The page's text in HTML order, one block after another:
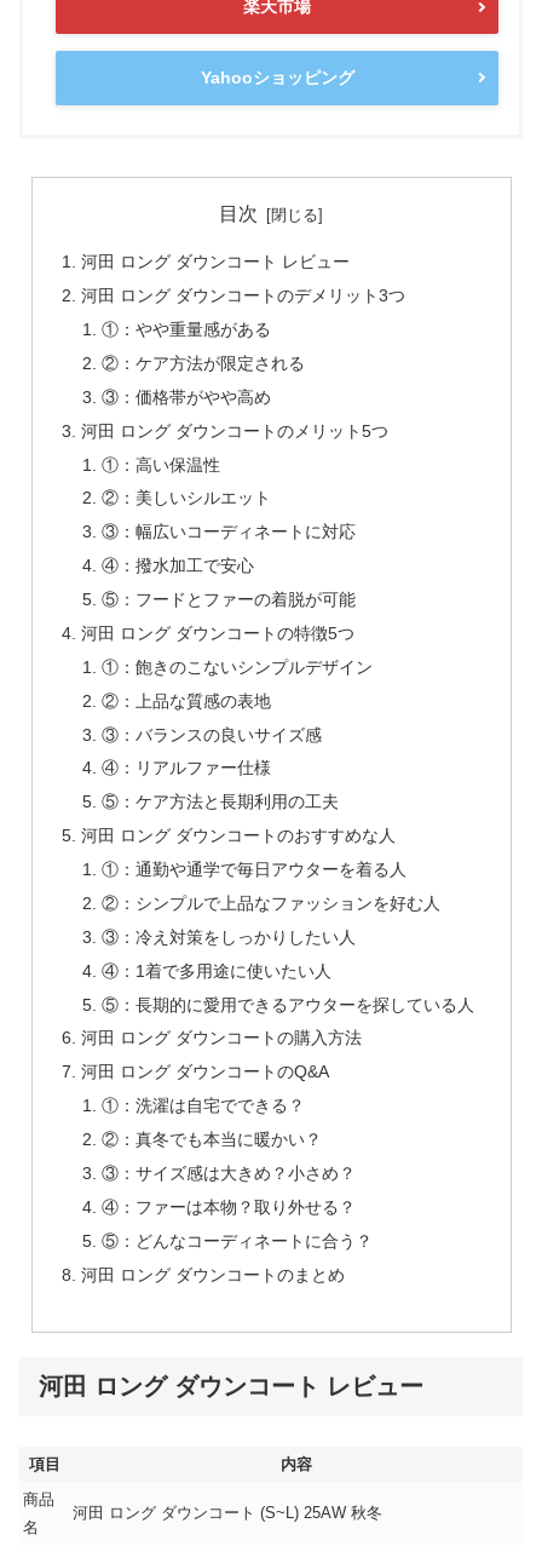
楽天市場
Yahooショッピング
目次
河田 ロング ダウンコート レビュー
河田 ロング ダウンコートのデメリット3つ
①：やや重量感がある
②：ケア方法が限定される
③：価格帯がやや高め
河田 ロング ダウンコートのメリット5つ
①：高い保温性
②：美しいシルエット
③：幅広いコーディネートに対応
④：撥水加工で安心
⑤：フードとファーの着脱が可能
河田 ロング ダウンコートの特徴5つ
①：飽きのこないシンプルデザイン
②：上品な質感の表地
③：バランスの良いサイズ感
④：リアルファー仕様
⑤：ケア方法と長期利用の工夫
河田 ロング ダウンコートのおすすめな人
①：通勤や通学で毎日アウターを着る人
②：シンプルで上品なファッションを好む人
③：冷え対策をしっかりしたい人
④：1着で多用途に使いたい人
⑤：長期的に愛用できるアウターを探している人
河田 ロング ダウンコートの購入方法
河田 ロング ダウンコートのQ&A
①：洗濯は自宅でできる？
②：真冬でも本当に暖かい？
③：サイズ感は大きめ？小さめ？
④：ファーは本物？取り外せる？
⑤：どんなコーディネートに合う？
河田 ロング ダウンコートのまとめ
河田 ロング ダウンコート レビュー
項目
内容
商品
名
河田 ロング ダウンコート (S~L) 25AW 秋冬